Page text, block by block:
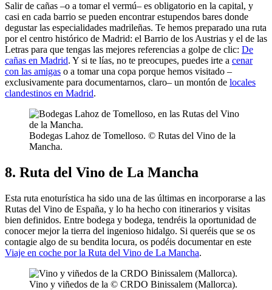
Salir de cañas –o a tomar el vermú– es obligatorio en la capital, y
casi en cada barrio se pueden encontrar estupendos bares donde
degustar las especialidades madrileñas. Te hemos preparado una ruta
por el centro histórico de Madrid: el Barrio de los Austrias y el de las
Letras para que tengas las mejores referencias a golpe de clic: De
cañas en Madrid. Y si te lías, no te preocupes, puedes irte a cenar
con las amigas o a tomar una copa porque hemos visitado –
exclusivamente para documentarnos, claro– un montón de locales
clandestinos en Madrid.
Bodegas Lahoz de Tomelloso. © Rutas del Vino de la
Mancha.
8. Ruta del Vino de La Mancha
Esta ruta enoturística ha sido una de las últimas en incorporarse a las
Rutas del Vino de España, y lo ha hecho con itinerarios y visitas
bien definidos. Entre bodega y bodega, tendréis la oportunidad de
conocer mejor la tierra del ingenioso hidalgo. Si queréis que se os
contagie algo de su bendita locura, os podéis documentar en este
Viaje en coche por la Ruta del Vino de La Mancha.
Vino y viñedos de la © CRDO Binissalem (Mallorca).